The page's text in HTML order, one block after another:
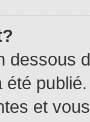
dessous
et